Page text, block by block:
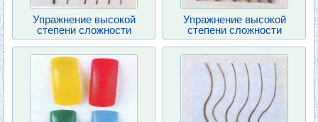
Упражнение высокой
степени сложности
Упражнение высокой
степени сложности